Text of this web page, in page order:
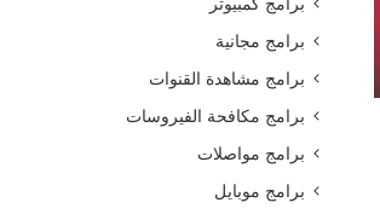
برامج مجانية
برامج مشاهدة القنوات
برامج مكافحة الفيروسات
برامج مواصلات
برامج موبايل